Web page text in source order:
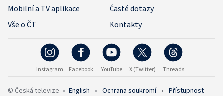
Mobilní a TV aplikace
Časté dotazy
Vše o ČT
Kontakty
Instagram Facebook YouTube X (Twitter) Threads
© Česká televize • English • Ochrana soukromí • Přístupnost